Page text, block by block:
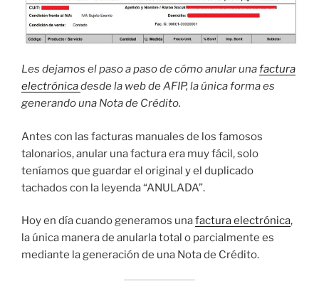
Les dejamos el paso a paso de cómo anular unafactura
electrónicadesde la web de AFIP, la única forma es
generando una Nota de Crédito.
Antes con las facturas manuales de los famosos
talonarios, anular una factura era muy fácil, solo
teníamos que guardar el original y el duplicado
tachados con la leyenda “ANULADA”.
Hoy en día cuando generamos unafactura electrónica,
la única manera de anularla total o parcialmente es
mediante la generación de una Nota de Crédito.